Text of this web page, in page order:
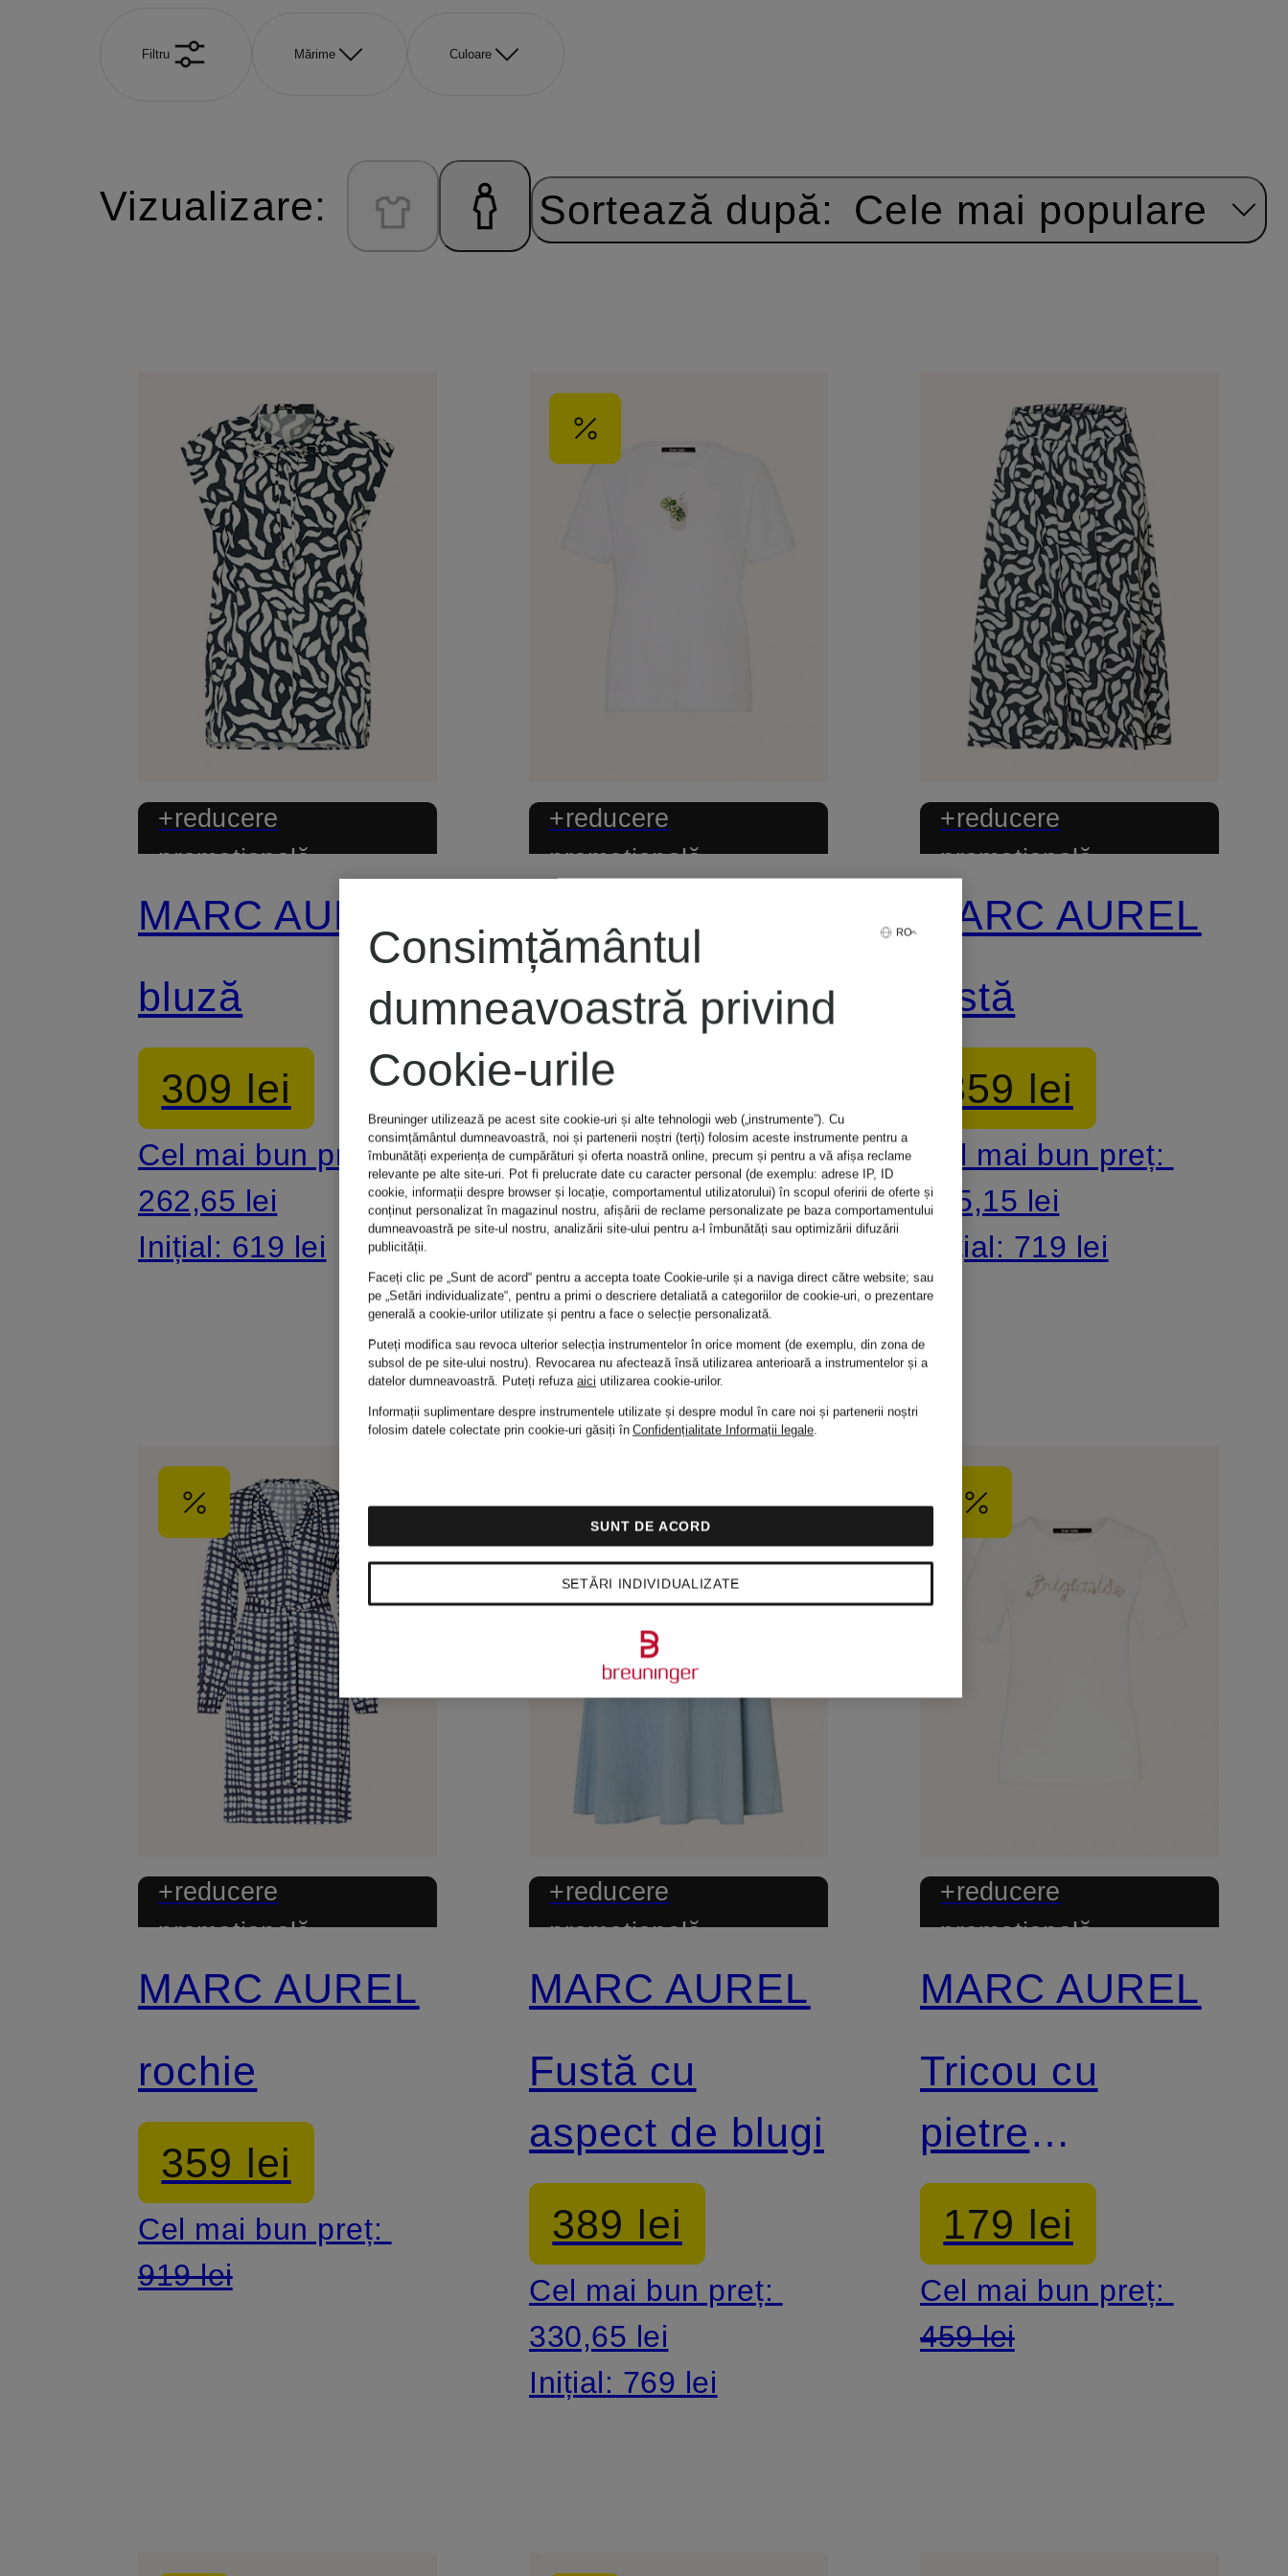
Filtru Mărime Culoare
Vizualizare: Sortează după: Cele mai populare
+reducere
promoțională
MARC AUREL
bluză
309 lei
Cel mai bun preț:
262,65 lei
Inițial: 619 lei
+reducere
promoțională
Tricou cu
pietre
decorative
179 lei
Cel mai bun preț:
459 lei
+reducere
promoțională
MARC AUREL
fustă
359 lei
Cel mai bun preț:
305,15 lei
Inițial: 719 lei
+reducere
promoțională
MARC AUREL
rochie
359 lei
Cel mai bun preț:
919 lei
+reducere
promoțională
MARC AUREL
Fustă cu
aspect de blugi
389 lei
Cel mai bun preț:
330,65 lei
Inițial: 769 lei
+reducere
promoțională
MARC AUREL
Tricou cu
pietre
decorative
179 lei
Cel mai bun preț:
459 lei
RO
Consimțământul
dumneavoastră privind
Cookie-urile
Breuninger utilizează pe acest site cookie-uri și alte tehnologii web („instrumente”). Cu
consimțământul dumneavoastră, noi și partenerii noștri (terți) folosim aceste instrumente pentru a
îmbunătăți experiența de cumpărături și oferta noastră online, precum și pentru a vă afișa reclame
relevante pe alte site-uri. Pot fi prelucrate date cu caracter personal (de exemplu: adrese IP, ID
cookie, informații despre browser și locație, comportamentul utilizatorului) în scopul oferirii de oferte și
conținut personalizat în magazinul nostru, afișării de reclame personalizate pe baza comportamentului
dumneavoastră pe site-ul nostru, analizării site-ului pentru a-l îmbunătăți sau optimizării difuzării
publicității.
Faceți clic pe „Sunt de acord“ pentru a accepta toate Cookie-urile și a naviga direct către website; sau
pe „Setări individualizate“, pentru a primi o descriere detaliată a categoriilor de cookie-uri, o prezentare
generală a cookie-urilor utilizate și pentru a face o selecție personalizată.
Puteți modifica sau revoca ulterior selecția instrumentelor în orice moment (de exemplu, din zona de
subsol de pe site-ului nostru). Revocarea nu afectează însă utilizarea anterioară a instrumentelor și a
datelor dumneavoastră. Puteți refuza aici utilizarea cookie-urilor.
Informații suplimentare despre instrumentele utilizate și despre modul în care noi și partenerii noștri
folosim datele colectate prin cookie-uri găsiți în Confidențialitate Informații legale.
SETĂRI INDIVIDUALIZATE
SUNT DE ACORD